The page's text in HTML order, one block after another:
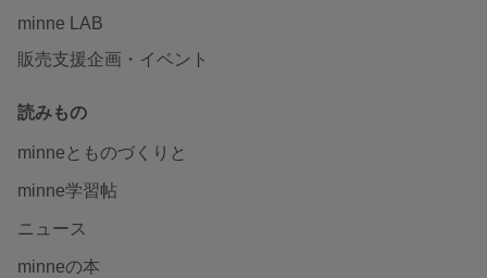
minne LAB
販売支援企画・イベント
読みもの
minneとものづくりと
minne学習帖
ニュース
minneの本